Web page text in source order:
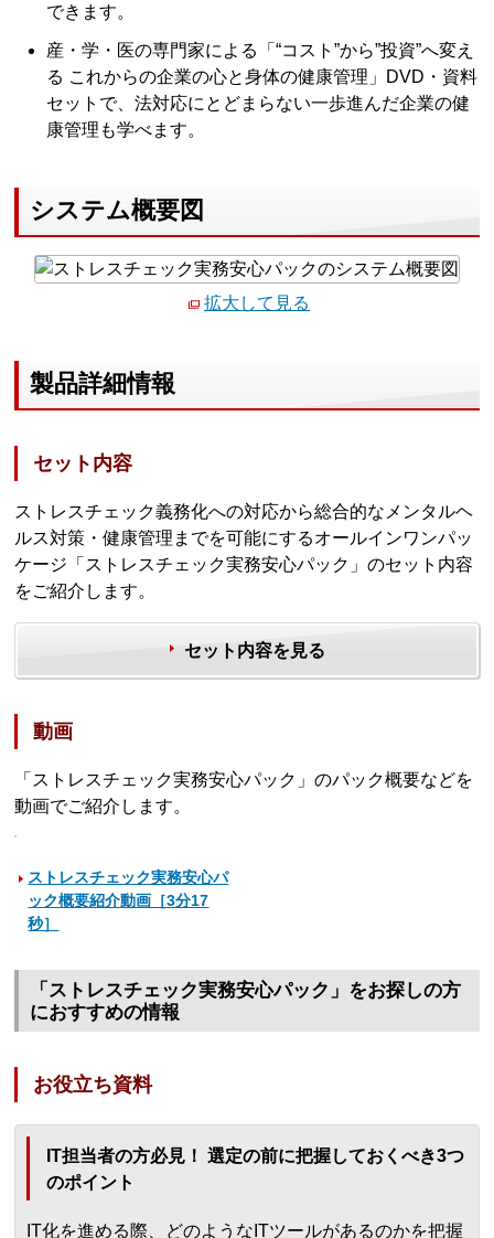
できます。
産・学・医の専門家による「“コスト”から”投資”へ変え
る これからの企業の心と身体の健康管理」DVD・資料
セットで、法対応にとどまらない一歩進んだ企業の健
康管理も学べます。
システム概要図
拡大して見る
製品詳細情報
セット内容
ストレスチェック義務化への対応から総合的なメンタルヘ
ルス対策・健康管理までを可能にするオールインワンパッ
ケージ「ストレスチェック実務安心パック」のセット内容
をご紹介します。
セット内容を見る
動画
「ストレスチェック実務安心パック」のパック概要などを
動画でご紹介します。
ストレスチェック実務安心パ
ック概要紹介動画［3分17
秒］
「ストレスチェック実務安心パック」をお探しの方
におすすめの情報
お役立ち資料
IT担当者の方必見！ 選定の前に把握しておくべき3つ
のポイント
IT化を進める際、どのようなITツールがあるのかを把握